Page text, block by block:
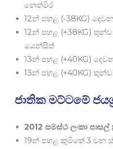
නෙත්මිර
12න් පහළ (-38KG)
12න් පහළ (+38KG)
යෙන්සිත්
13න් පහළ (+40KG)
13න් පහළ (+40KG)
ජාතික මට්ට​මේ
2012 සමස්ථ ලංකා පාසල්
19න් පහළ කුමිතේ 3 වන